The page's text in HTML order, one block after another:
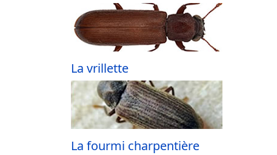
La vrillette
La fourmi charpentière